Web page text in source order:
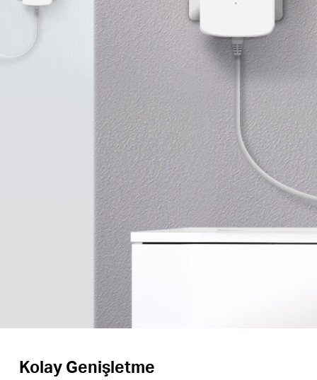
Kolay Genişletme